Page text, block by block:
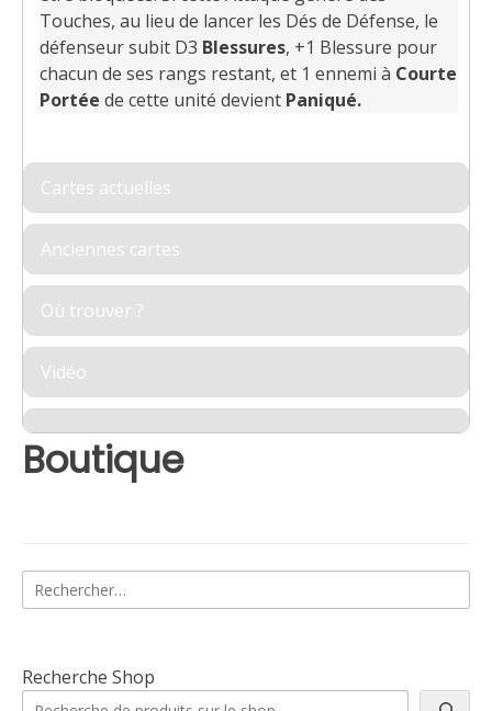
Touches, au lieu de lancer les Dés de Défense, le
défenseur subit D3 Blessures, +1 Blessure pour
chacun de ses rangs restant, et 1 ennemi à Courte
Portée de cette unité devient Paniqué.
Cartes actuelles
Anciennes cartes
Où trouver ?
Vidéo
Boutique
Rechercher :
Recherche Shop